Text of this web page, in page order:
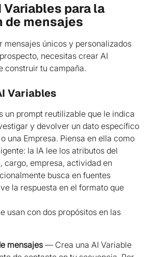
Variables para la
de mensajes
mensajes únicos y personalizados
necesitas crear AI
construir tu campaña.
Variables
un prompt reutilizable que le indica
y devolver un dato específico
una Empresa. Piensa en ella como
la IA lee los atributos del
cargo, empresa, actividad en
busca en fuentes
la respuesta en el formato que
usan con dos propósitos en las
mensajes — Crea una AI Variable